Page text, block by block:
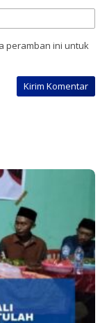
peramban ini untuk